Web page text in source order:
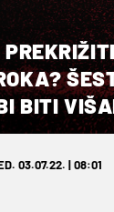
BITI
03.07.22. | 08:01